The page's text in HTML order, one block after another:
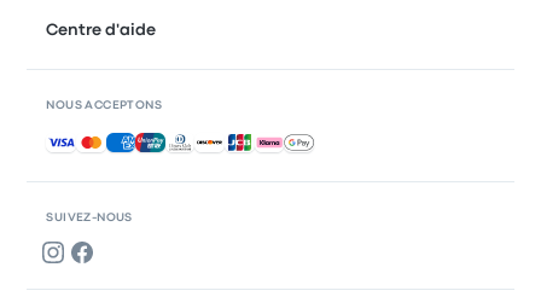
SUIVEZ-NOUS
Centre d'aide
NOUS ACCEPTONS
Paiements acceptés